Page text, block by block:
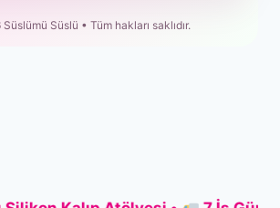
Süslü • Tüm hakları saklıdır.